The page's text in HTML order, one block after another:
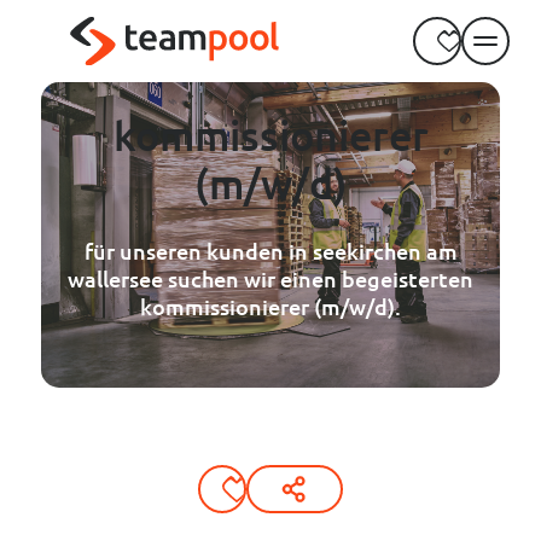
----
Zum Haupt-Inhalt springen AK + 1
Zur Menü-Navigation springen AK + 2
Zum Footer springen AK + 3
kommissionierer
(m/w/d)
für unseren kunden in seekirchen am
wallersee suchen wir einen begeisterten
kommissionierer (m/w/d).